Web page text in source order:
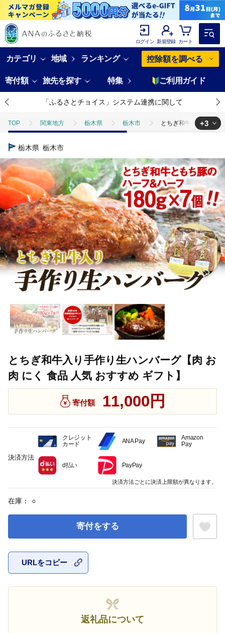
ログイン 新規登録 カート
カテゴリ 地域 ランキング 控除額を調べる
寄付額 旅先を探す 特集 ご利用ガイド
「ふるさとチョイス」システム連携に関して
TOP 関東地方 栃木県 栃木市 とちぎ和牛入り手作り
TOP
TOP 加工肉 ハンバーグ とちぎ和牛入り手作り生
TOP 加工食品 惣菜・レトルト ほかの惣菜 とちぎ和
+3
栃木県 栃木市
とちぎ和牛入り手作り生ハンバーグ【肉 お
肉 にく 食品 人気 おすすめ ギフト】
寄付額 11,000円
在庫： ○
寄付をする
URLをコピー
返礼品について
決済方法
クレジット
カード
ANA Pay
Amazon
Pay
d払い PayPay
決済方法ごとに決済上限額が異なります。